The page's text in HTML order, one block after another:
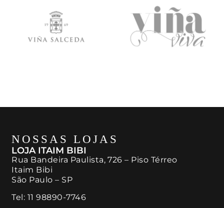
NOSSAS LOJAS
LOJA ITAIM BIBI
Rua Bandeira Paulista, 726 – Piso Térreo
Itaim Bibi
São Paulo – SP
Tel: 11 98890-7746